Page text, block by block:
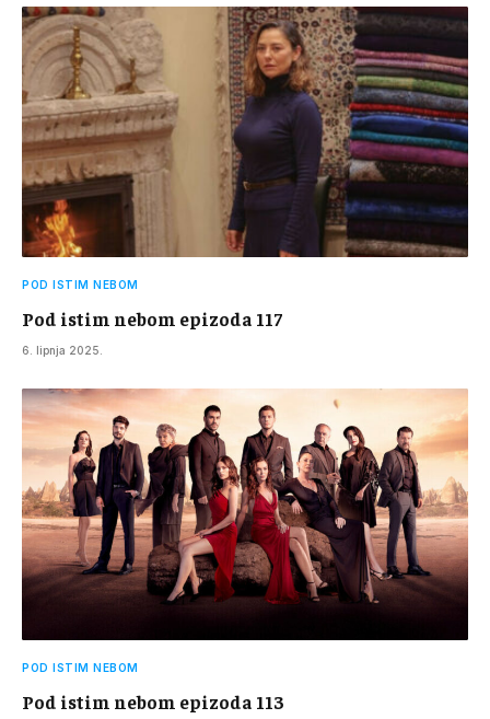
POD ISTIM NEBOM
Pod istim nebom epizoda 117
6. lipnja 2025.
POD ISTIM NEBOM
Pod istim nebom epizoda 113